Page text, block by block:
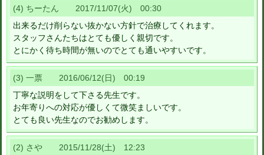
(4) ちーたん 2017/11/07(火) 00:30
出来るだけ削らない抜かない方針で治療してくれます。
スタッフさんたちはとても優しく親切です。
とにかく待ち時間が無いのでとても通いやすいです。
(3) 一票 2016/06/12(日) 00:19
丁寧な説明をして下さる先生です。
お年寄りへの対応が優しくて微笑ましいです。
とても良い先生なのでお勧めします。
(2) さや 2015/11/28(土) 12:23